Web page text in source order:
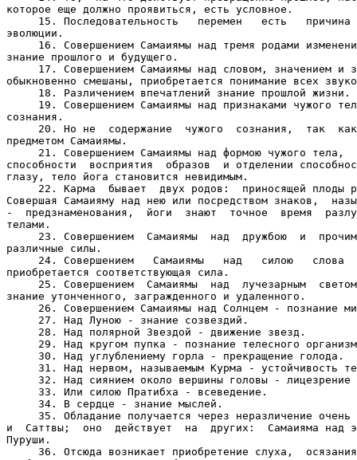
которое еще должно проявиться, есть условное.
15. Последовательность   перемен   есть   причина
эволюции.
16. Совершением Самаиямы над тремя родами
знание прошлого и будущего.
17. Совершением Самаиямы над словом, значением и
обыкновенно смешаны, приобретается понимание всех
     18. Различением впечатлений знание прошлой жизни.
19. Совершением Самаиямы над признаками чужого
сознания.
20. Но не  содержание  чужого  сознания,  так
предметом Самаиямы.
21. Совершением Самаиямы над формою чужого тела,
способности  восприятия  образов  и отделении
глазу, тело йога становится невидимым.
22. Карма  бывает  двух родов:  приносящей плоды
Совершая Самаияму над нею или посредством знаков,
-  предзнаменования,  йоги  знают  точное  время
телами.
23. Совершением  Самаиямы  над  дружбою  и
различные силы.
24. Совершением   Самаиямы   над   силою   слова
приобретается соответствующая сила.
25. Совершением  Самаиямы  над  лучезарным
знание утонченного, загражденного и удаленного.
26. Совершением Самаиямы над Солнцем - познание
     27. Над Луною - знание созвездий.
     28. Над полярной Звездой - движение звезд.
29. Над кругом пупка - познание телесного
     30. Над углублениему горла - прекращение голода.
31. Над нервом, называемым Курма - устойчивость
32. Над сиянием около вершины головы - лицезрение
     33. Или силою Пратибха - всеведение.
     34. В сердце - знание мыслей.
35. Обладание получается через неразличение очень
и  Саттвы;  оно  действует  на  других:  Самаияма над
Пуруши.
36. Отсюда возникает приобретение слуха,